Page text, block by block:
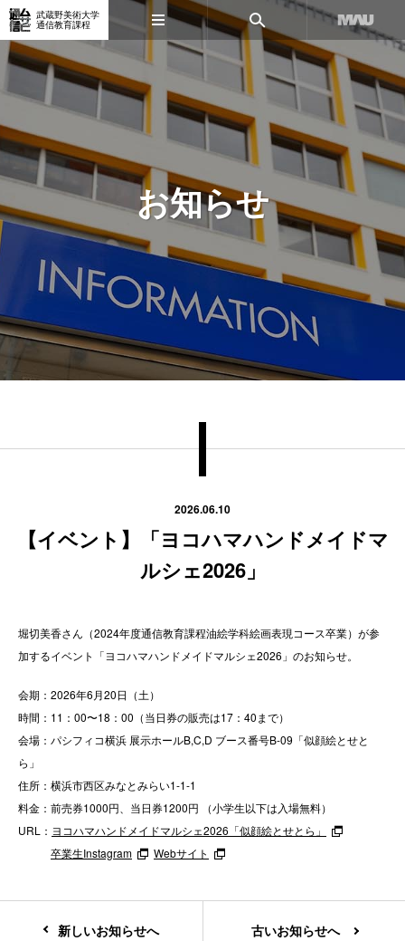
武蔵野美術大学
通信教育課程
お知らせ
2026.06.10
【イベント】「ヨコハマハンドメイドマ
ルシェ2026」
堀切美香さん（2024年度通信教育課程油絵学科絵画表現コース卒業）が参
加するイベント「ヨコハマハンドメイドマルシェ2026」のお知らせ。
会期：2026年6月20日（土）
時間：11：00〜18：00（当日券の販売は17：40まで）
会場：パシフィコ横浜 展示ホールB,C,D ブース番号B-09「似顔絵とせと
ら」
住所：横浜市西区みなとみらい1-1-1
料金：前売券1000円、当日券1200円 （小学生以下は入場無料）
URL： ヨコハマハンドメイドマルシェ2026「似顔絵とせとら」
卒業生Instagram
Webサイト
新しいお知らせへ 古いお知らせへ